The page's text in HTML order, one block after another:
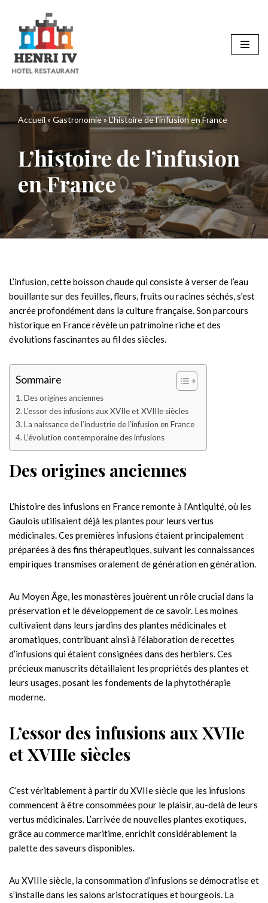
Aller
contenu
Accueil» Gastronomie»L’histoire de l’infusion en France
L’histoire de l’infusion
en France
L’infusion, cette boisson chaude qui consiste à verser de l’eau
bouillante sur des feuilles, fleurs, fruits ou racines séchés, s’est
ancrée profondément dans la culture française. Son parcours
historique en France révèle un patrimoine riche et des
évolutions fascinantes au fil des siècles.
Sommaire
Des origines anciennes
L’essor des infusions aux XVIIe et XVIIIe siècles
La naissance de l’industrie de l’infusion en France
L’évolution contemporaine des infusions
Des origines anciennes
L’histoire des infusions en France remonte à l’Antiquité, où les
Gaulois utilisaient déjà les plantes pour leurs vertus
médicinales. Ces premières infusions étaient principalement
préparées à des fins thérapeutiques, suivant les connaissances
empiriques transmises oralement de génération en génération.
Au Moyen Âge, les monastères jouèrent un rôle crucial dans la
préservation et le développement de ce savoir. Les moines
cultivaient dans leurs jardins des plantes médicinales et
aromatiques, contribuant ainsi à l’élaboration de recettes
d’infusions qui étaient consignées dans des herbiers. Ces
précieux manuscrits détaillaient les propriétés des plantes et
leurs usages, posant les fondements de la phytothérapie
moderne.
L’essor des infusions aux XVIIe
et XVIIIe siècles
C’est véritablement à partir du XVIIe siècle que les infusions
commencent à être consommées pour le plaisir, au-delà de leurs
vertus médicinales. L’arrivée de nouvelles plantes exotiques,
grâce au commerce maritime, enrichit considérablement la
palette des saveurs disponibles.
Au XVIIIe siècle, la consommation d’infusions se démocratise et
s’installe dans les salons aristocratiques et bourgeois. La